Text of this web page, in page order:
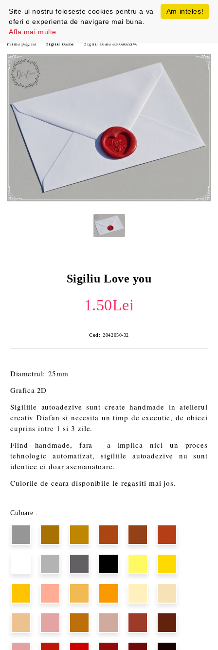
Prima pagină Sigilii ceara Sigilii ceara autoadezive
Sigiliu Love you
1.50Lei
Cod: 2042050-32
Diametrul: 25mm
Grafica 2D
Sigiliile autoadezive sunt create handmade in atelierul
creativ Diafan si necesita un timp de executie, de obicei
cuprins intre 1 si 3 zile.
Fiind handmade, fara a implica nici un proces
tehnologic automatizat, sigiliile autoadezive nu sunt
identice ci doar asemanatoare.
Culorile de ceara disponibile le regasiti mai jos.
Culoare :
Am inteles!
Site-ul nostru foloseste cookies pentru a va
oferi o experienta de navigare mai buna.
Afla mai multe